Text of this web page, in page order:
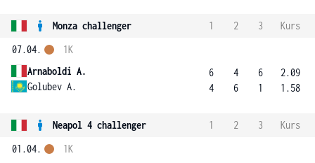
Monza challenger 1 2 3
Kurs
07.04.
Arnaboldi A.
Golubev A.
1K
6
4
4
6
6
1
2.09
1.58
Neapol 4 challenger 1 2 3
Kurs
01.04.
1K